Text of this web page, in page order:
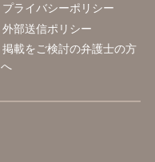
プライバシーポリシー
外部送信ポリシー
掲載をご検討の弁護士の方
へ